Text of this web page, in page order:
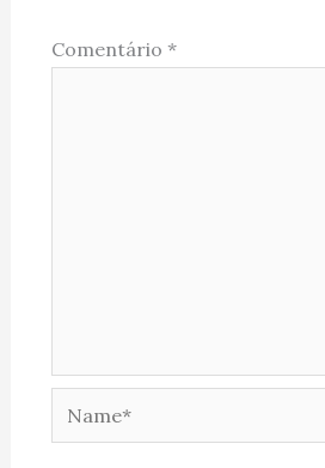
Comentário *
Name*